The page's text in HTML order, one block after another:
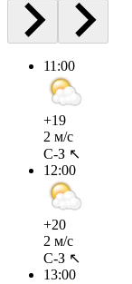
11:00
+19
2 м/с
С-З ↖
12:00
+20
2 м/с
С-З ↖
13:00